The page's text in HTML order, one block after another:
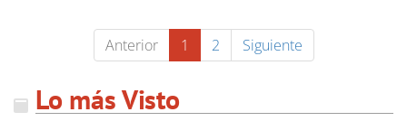
Anterior 1 2 Siguiente
Lo más Visto